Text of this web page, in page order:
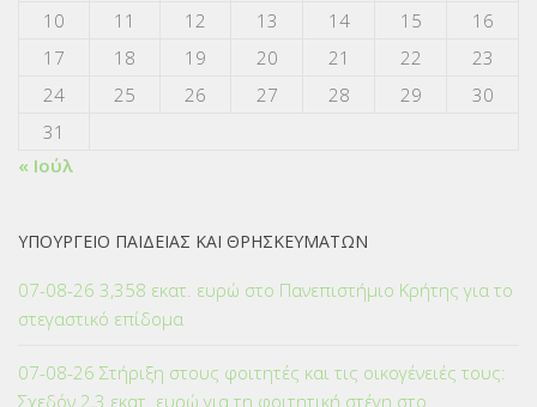
10
11 12 13 14 15
16
17
18 19 20 21 22
23
24
25 26 27 28 29
30
31
« Ιούλ
ΥΠΟΥΡΓΕΙΟ ΠΑΙΔΕΙΑΣ ΚΑΙ ΘΡΗΣΚΕΥΜΑΤΩΝ
07-08-26 3,358 εκατ. ευρώ στο Πανεπιστήμιο Κρήτης για το
στεγαστικό επίδομα
07-08-26 Στήριξη στους φοιτητές και τις οικογένειές τους:
Σχεδόν 2,3 εκατ. ευρώ για τη φοιτητική στέγη στο